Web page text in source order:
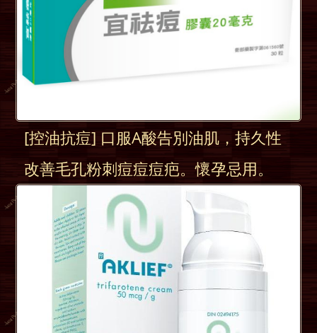
[控油抗痘] 口服A酸告別油肌，持久性
改善毛孔粉刺痘痘痘疤。懷孕忌用。